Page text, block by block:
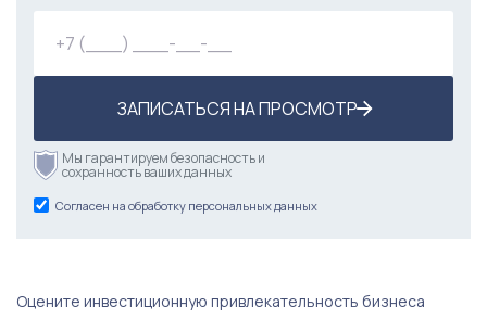
ЗАПИСАТЬСЯ НА ПРОСМОТР
Мы гарантируем безопасность и
сохранность ваших данных
Согласен на обработку персональных данных
Оцените инвестиционную привлекательность бизнеса